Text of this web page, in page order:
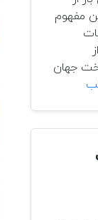
مفهوم
جهان